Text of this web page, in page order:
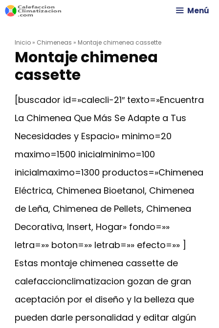
Saltar
contenido
Menú
Inicio » Chimeneas » Montaje chimenea cassette
Montaje chimenea
cassette
[buscador id=»calecli-21″ texto=»Encuentra
La Chimenea Que Más Se Adapte a Tus
Necesidades y Espacio» minimo=20
maximo=1500 inicialminimo=100
inicialmaximo=1300 productos=»Chimenea
Eléctrica, Chimenea Bioetanol, Chimenea
de Leña, Chimenea de Pellets, Chimenea
Decorativa, Insert, Hogar» fondo=»»
letra=»» boton=»» letrab=»» efecto=»» ]
Estas montaje chimenea cassette de
calefaccionclimatizacion gozan de gran
aceptación por el diseño y la belleza que
pueden darle personalidad y editar algún